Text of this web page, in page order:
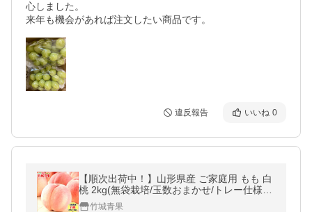
心しました。
来年も機会があれば注文したい商品です。
違反報告 いいね 0
【順次出荷中！】山形県産 ご家庭用 もも 白
桃 2kg(無袋栽培/玉数おまかせ/トレー仕様)※
日時指定はメールで※
竹城青果